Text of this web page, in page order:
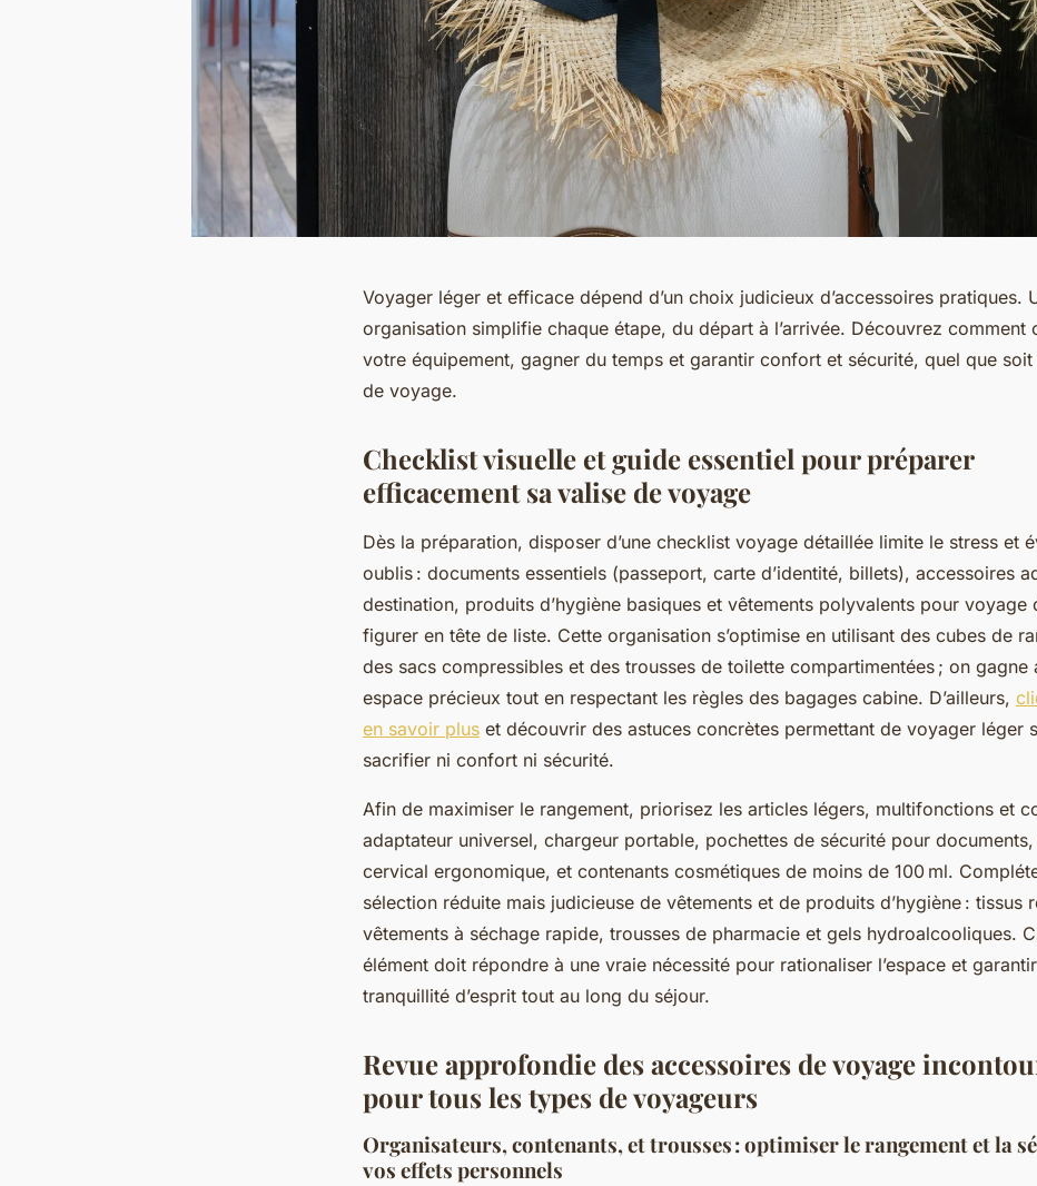
Voyager léger et efficace dépend d’un choix judicieux d’accessoires pratiques.
organisation simplifie chaque étape, du départ à l’arrivée. Découvrez comment
votre équipement, gagner du temps et garantir confort et sécurité, quel que
de voyage.
Checklist visuelle et guide essentiel pour préparer
efficacement sa valise de voyage
Dès la préparation, disposer d’une checklist voyage détaillée limite le stress et
oublis : documents essentiels (passeport, carte d’identité, billets), accessoires
destination, produits d’hygiène basiques et vêtements polyvalents pour voyage
figurer en tête de liste. Cette organisation s’optimise en utilisant des cubes de
des sacs compressibles et des trousses de toilette compartimentées ; on gagne
espace précieux tout en respectant les règles des bagages cabine. D’ailleurs,
en savoir plus et découvrir des astuces concrètes permettant de voyager léger
sacrifier ni confort ni sécurité.
Afin de maximiser le rangement, priorisez les articles légers, multifonctions et
adaptateur universel, chargeur portable, pochettes de sécurité pour
cervical ergonomique, et contenants cosmétiques de moins de 100 ml.
sélection réduite mais judicieuse de vêtements et de produits d’hygiène : tissus
vêtements à séchage rapide, trousses de pharmacie et gels hydroalcooliques.
élément doit répondre à une vraie nécessité pour rationaliser l’espace et
tranquillité d’esprit tout au long du séjour.
Revue approfondie des accessoires de voyage
pour tous les types de voyageurs
Organisateurs, contenants, et trousses : optimiser le rangement et la
vos effets personnels